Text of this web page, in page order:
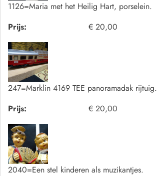
1126=Maria met het Heilig Hart, porselein.
Prijs:
€ 20,00
247=Marklin 4169 TEE panoramadak rijtuig.
Prijs:
€ 20,00
2040=Een stel kinderen als muzikantjes.